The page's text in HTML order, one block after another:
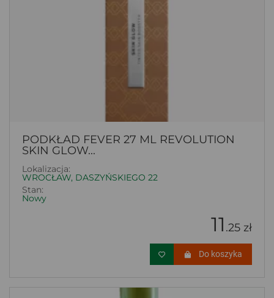
PODKŁAD FEVER 27 ML REVOLUTION
SKIN GLOW...
Lokalizacja:
WROCŁAW, DASZYŃSKIEGO 22
Stan:
Nowy
11 .25 zł
Do koszyka